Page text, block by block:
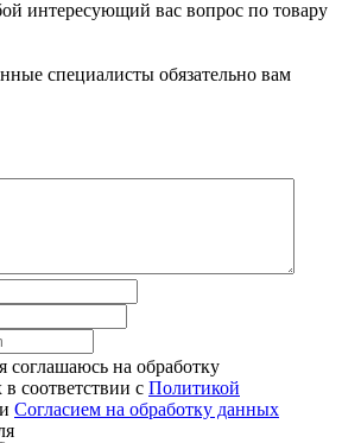
интересующий вас вопрос по товару
специалисты обязательно вам
соглашаюсь на обработку
соответствии с Политикой
и Согласием на обработку данных